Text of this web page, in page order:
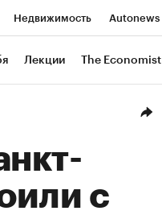
Недвижимость Autonews
Тренды Визионеры
Лекции The Economist
с